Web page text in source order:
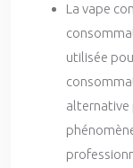
La vape
utilisée
alternative